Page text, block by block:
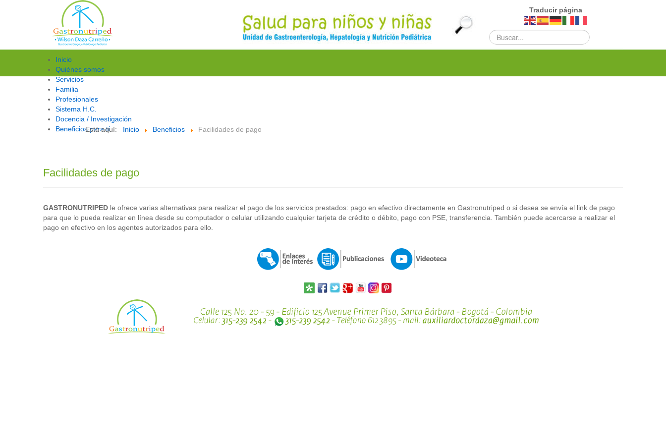
Traducir página
Inicio
Quiénes somos
Servicios
Familia
Profesionales
Sistema H.C.
Docencia / Investigación
Beneficios para tí
Está aquí: Inicio Beneficios Facilidades de pago
Facilidades de pago
GASTRONUTRIPED le ofrece varias alternativas para realizar el pago de los servicios prestados: pago en efectivo directamente en Gastronutriped o si desea se envía el link de pago
para que lo pueda realizar en línea desde su computador o celular utilizando cualquier tarjeta de crédito o débito, pago con PSE, transferencia. También puede acercarse a realizar el
pago en efectivo en los agentes autorizados para ello.